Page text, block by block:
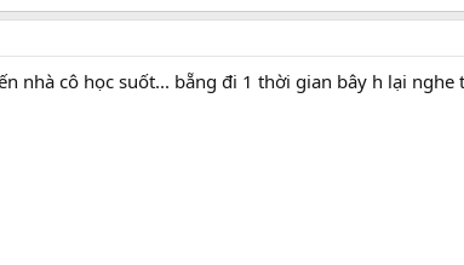
nhà cô học suốt... bẵng đi 1 thời gian bây h lại nghe